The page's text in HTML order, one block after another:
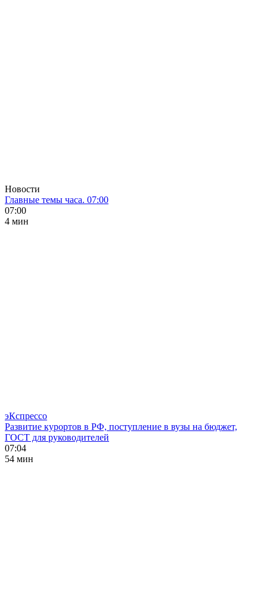
Новости
Главные темы часа. 07:00
07:00
4 мин
эКспрессо
Развитие курортов в РФ, поступление в вузы на бюджет,
ГОСТ для руководителей
07:04
54 мин